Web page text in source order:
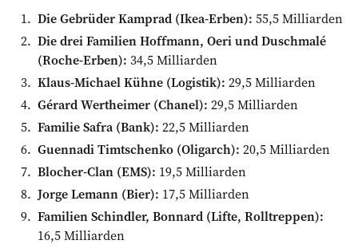
Die Gebrüder Kamprad (Ikea-Erben): 55,5 Milliarden
Die drei Familien Hoffmann, Oeri und Duschmalé
(Roche-Erben): 34,5 Milliarden
Klaus-Michael Kühne (Logistik): 29,5 Milliarden
Gérard Wertheimer (Chanel): 29,5 Milliarden
Familie Safra (Bank): 22,5 Milliarden
Guennadi Timtschenko (Oligarch): 20,5 Milliarden
Blocher-Clan (EMS): 19,5 Milliarden
Jorge Lemann (Bier): 17,5 Milliarden
Familien Schindler, Bonnard (Lifte, Rolltreppen):
16,5 Milliarden